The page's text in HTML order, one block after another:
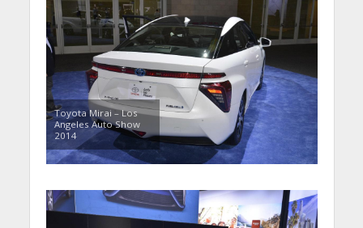
Toyota Mirai – Los
Angeles Auto Show
2014